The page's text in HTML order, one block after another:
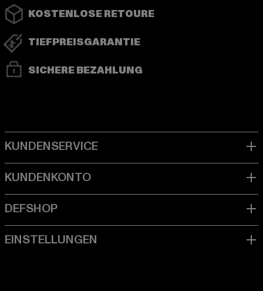
KOSTENLOSE RETOURE
TIEFPREISGARANTIE
SICHERE BEZAHLUNG